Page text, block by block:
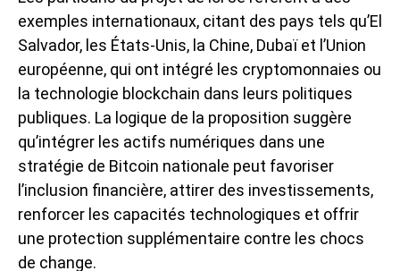
exemples internationaux, citant des pays tels qu’El
Salvador, les États-Unis, la Chine, Dubaï et l’Union
européenne, qui ont intégré les cryptomonnaies ou
la technologie blockchain dans leurs politiques
publiques. La logique de la proposition suggère
qu’intégrer les actifs numériques dans une
stratégie de Bitcoin nationale peut favoriser
l’inclusion financière, attirer des investissements,
renforcer les capacités technologiques et offrir
une protection supplémentaire contre les chocs
de change.